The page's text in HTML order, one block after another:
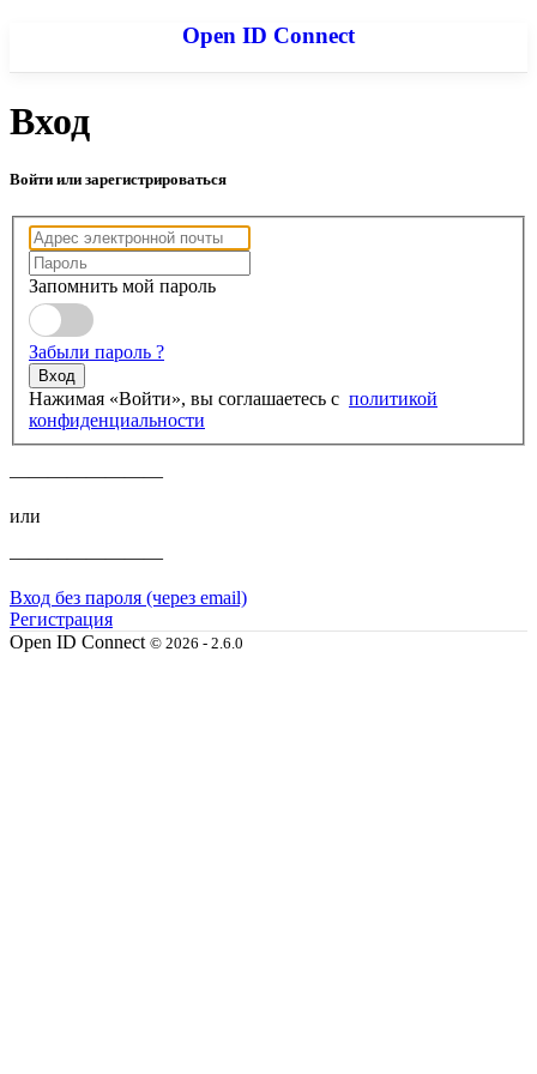
Open ID Connect
Вход
Войти или зарегистрироваться
Запомнить мой пароль
Забыли пароль ?
Вход
Нажимая «Войти», вы соглашаетесь с политикой
конфиденциальности
————————
или
————————
Вход без пароля (через email)
Регистрация
Open ID Connect © 2026 - 2.6.0